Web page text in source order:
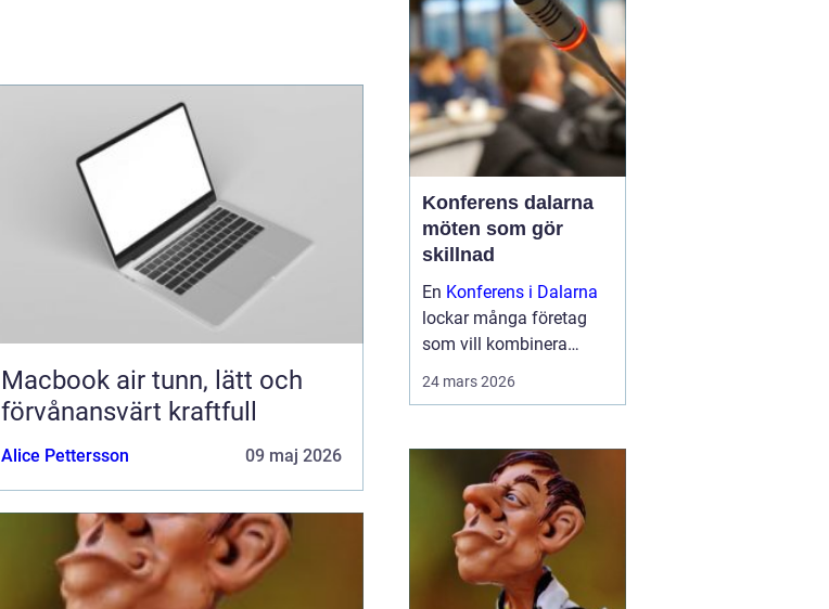
Macbook air tunn, lätt och
förvånansvärt kraftfull
Alice Pettersson 09 maj 2026
Konferens dalarna
möten som gör
skillnad
En Konferens i Dalarna
lockar många företag
som vill kombinera
stilla sjöar, skogar och
byar med starka
traditioner. Samtid...
24 mars 2026